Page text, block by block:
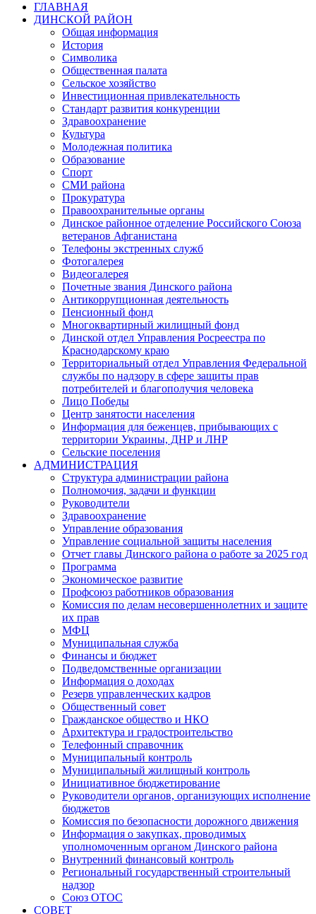
ГЛАВНАЯ
ДИНСКОЙ РАЙОН
Общая информация
История
Символика
Общественная палата
Сельское хозяйство
Инвестиционная привлекательность
Стандарт развития конкуренции
Здравоохранение
Культура
Молодежная политика
Образование
Спорт
СМИ района
Прокуратура
Правоохранительные органы
Динское районное отделение Российского Союза
ветеранов Афганистана
Телефоны экстренных служб
Фотогалерея
Видеогалерея
Почетные звания Динского района
Антикоррупционная деятельность
Пенсионный фонд
Многоквартирный жилищный фонд
Динской отдел Управления Росреестра по
Краснодарскому краю
Территориальный отдел Управления Федеральной
службы по надзору в сфере защиты прав
потребителей и благополучия человека
Лицо Победы
Центр занятости населения
Информация для беженцев, прибывающих с
территории Украины, ДНР и ЛНР
Сельские поселения
АДМИНИСТРАЦИЯ
Структура администрации района
Полномочия, задачи и функции
Руководители
Здравоохранение
Управление образования
Управление социальной защиты населения
Отчет главы Динского района о работе за 2025 год
Программа
Экономическое развитие
Профсоюз работников образования
Комиссия по делам несовершеннолетних и защите
их прав
МФЦ
Муниципальная служба
Финансы и бюджет
Подведомственные организации
Информация о доходах
Резерв управленческих кадров
Общественный совет
Гражданское общество и НКО
Архитектура и градостроительство
Телефонный справочник
Муниципальный контроль
Муниципальный жилищный контроль
Инициативное бюджетирование
Руководители органов, организующих исполнение
бюджетов
Комиссия по безопасности дорожного движения
Информация о закупках, проводимых
уполномоченным органом Динского района
Внутренний финансовый контроль
Региональный государственный строительный
надзор
Союз ОТОС
СОВЕТ